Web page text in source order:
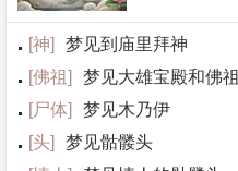
[神]
梦见到庙里拜神
[佛祖]
梦见大雄宝殿和佛祖
[尸体]
梦见木乃伊
[头]
梦见骷髅头